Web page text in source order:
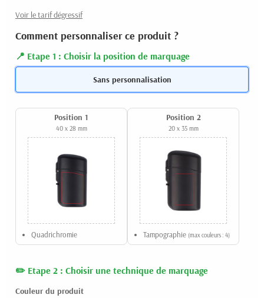
Voir le tarif dégressif
Comment personnaliser ce produit ?
Etape 1 : Choisir la position de marquage
Sans personnalisation
Position 1
40 x 28 mm
Quadrichromie
Position 2
20 x 35 mm
Tampographie (max couleurs : 4)
Etape 2 : Choisir une technique de marquage
Couleur du produit